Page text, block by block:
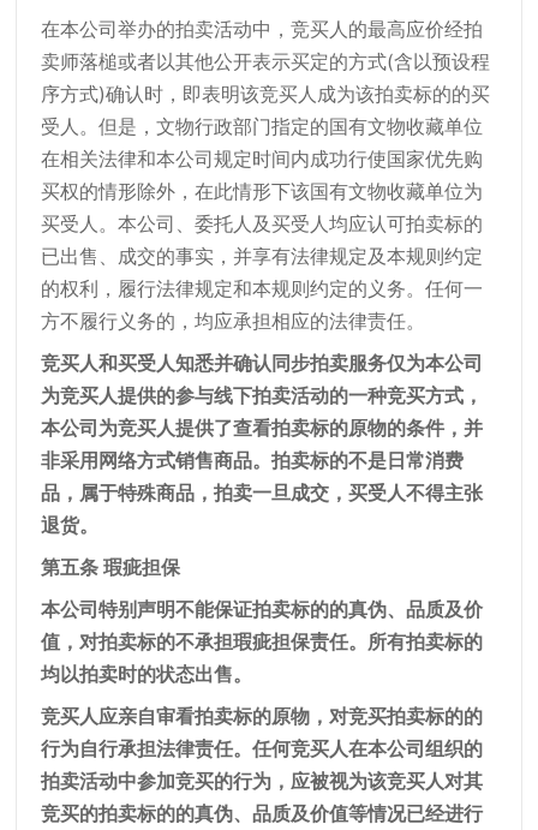
在本公司举办的拍卖活动中，竞买人的最高应价经拍
卖师落槌或者以其他公开表示买定的方式(含以预设程
序方式)确认时，即表明该竞买人成为该拍卖标的的买
受人。但是，文物行政部门指定的国有文物收藏单位
在相关法律和本公司规定时间内成功行使国家优先购
买权的情形除外，在此情形下该国有文物收藏单位为
买受人。本公司、委托人及买受人均应认可拍卖标的
已出售、成交的事实，并享有法律规定及本规则约定
的权利，履行法律规定和本规则约定的义务。任何一
方不履行义务的，均应承担相应的法律责任。
竞买人和买受人知悉并确认同步拍卖服务仅为本公司
为竞买人提供的参与线下拍卖活动的一种竞买方式，
本公司为竞买人提供了查看拍卖标的原物的条件，并
非采用网络方式销售商品。拍卖标的不是日常消费
品，属于特殊商品，拍卖一旦成交，买受人不得主张
退货。
第五条 瑕疵担保
本公司特别声明不能保证拍卖标的的真伪、品质及价
值，对拍卖标的不承担瑕疵担保责任。所有拍卖标的
均以拍卖时的状态出售。
竞买人应亲自审看拍卖标的原物，对竞买拍卖标的的
行为自行承担法律责任。任何竞买人在本公司组织的
拍卖活动中参加竞买的行为，应被视为该竞买人对其
竞买的拍卖标的的真伪、品质及价值等情况已经进行